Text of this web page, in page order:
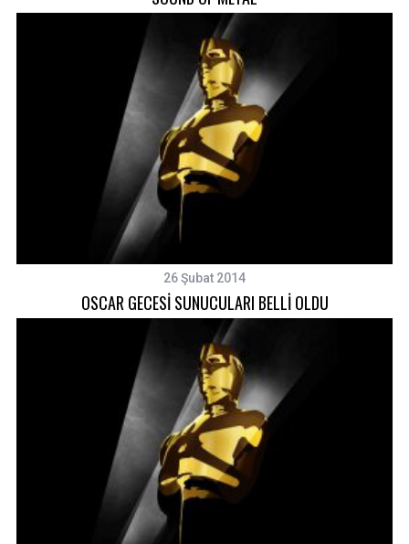
26 Şubat 2014
OSCAR GECESİ SUNUCULARI BELLİ OLDU